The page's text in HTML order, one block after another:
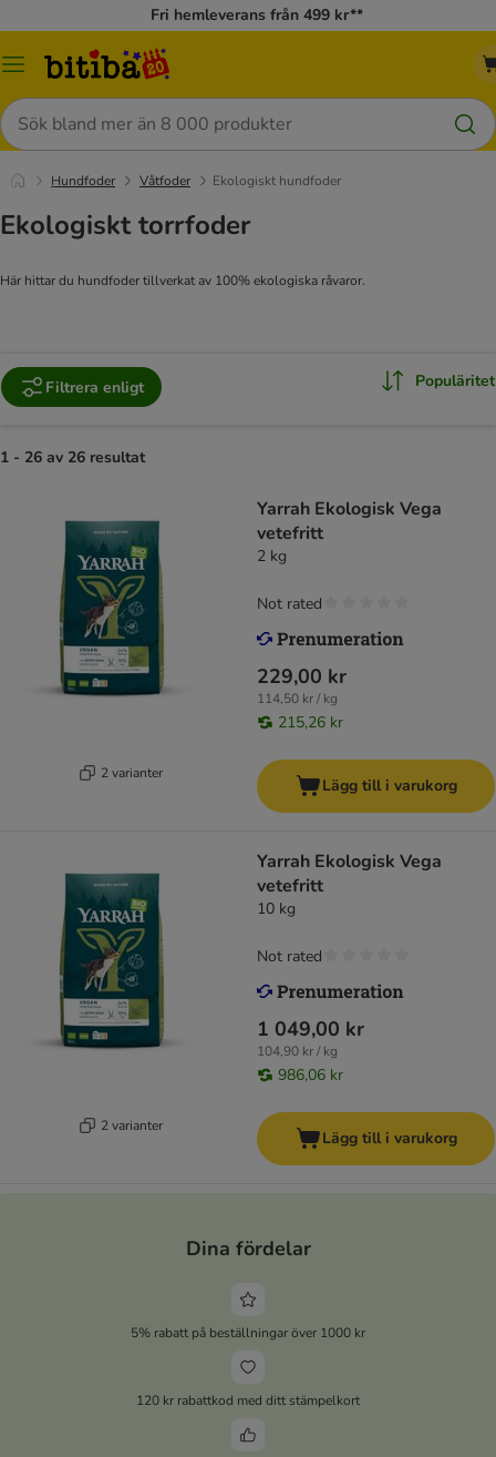
Fri hemleverans från 499 kr**
Meny
Sök
Hundfoder Våtfoder Ekologiskt hundfoder
Ekologiskt torrfoder
Här hittar du hundfoder tillverkat av 100% ekologiska råvaror.
Filtrera enligt Populäritet
1 - 26 av 26 resultat
2 varianter
Yarrah Ekologisk Vega
vetefritt
2 kg
229,00 kr
114,50 kr / kg
215,26 kr
Not rated
Lägg till i varukorg
2 varianter
Yarrah Ekologisk Vega
vetefritt
10 kg
1 049,00 kr
104,90 kr / kg
986,06 kr
Not rated
Lägg till i varukorg
Dina fördelar
5% rabatt på beställningar över 1000 kr
120 kr rabattkod med ditt stämpelkort